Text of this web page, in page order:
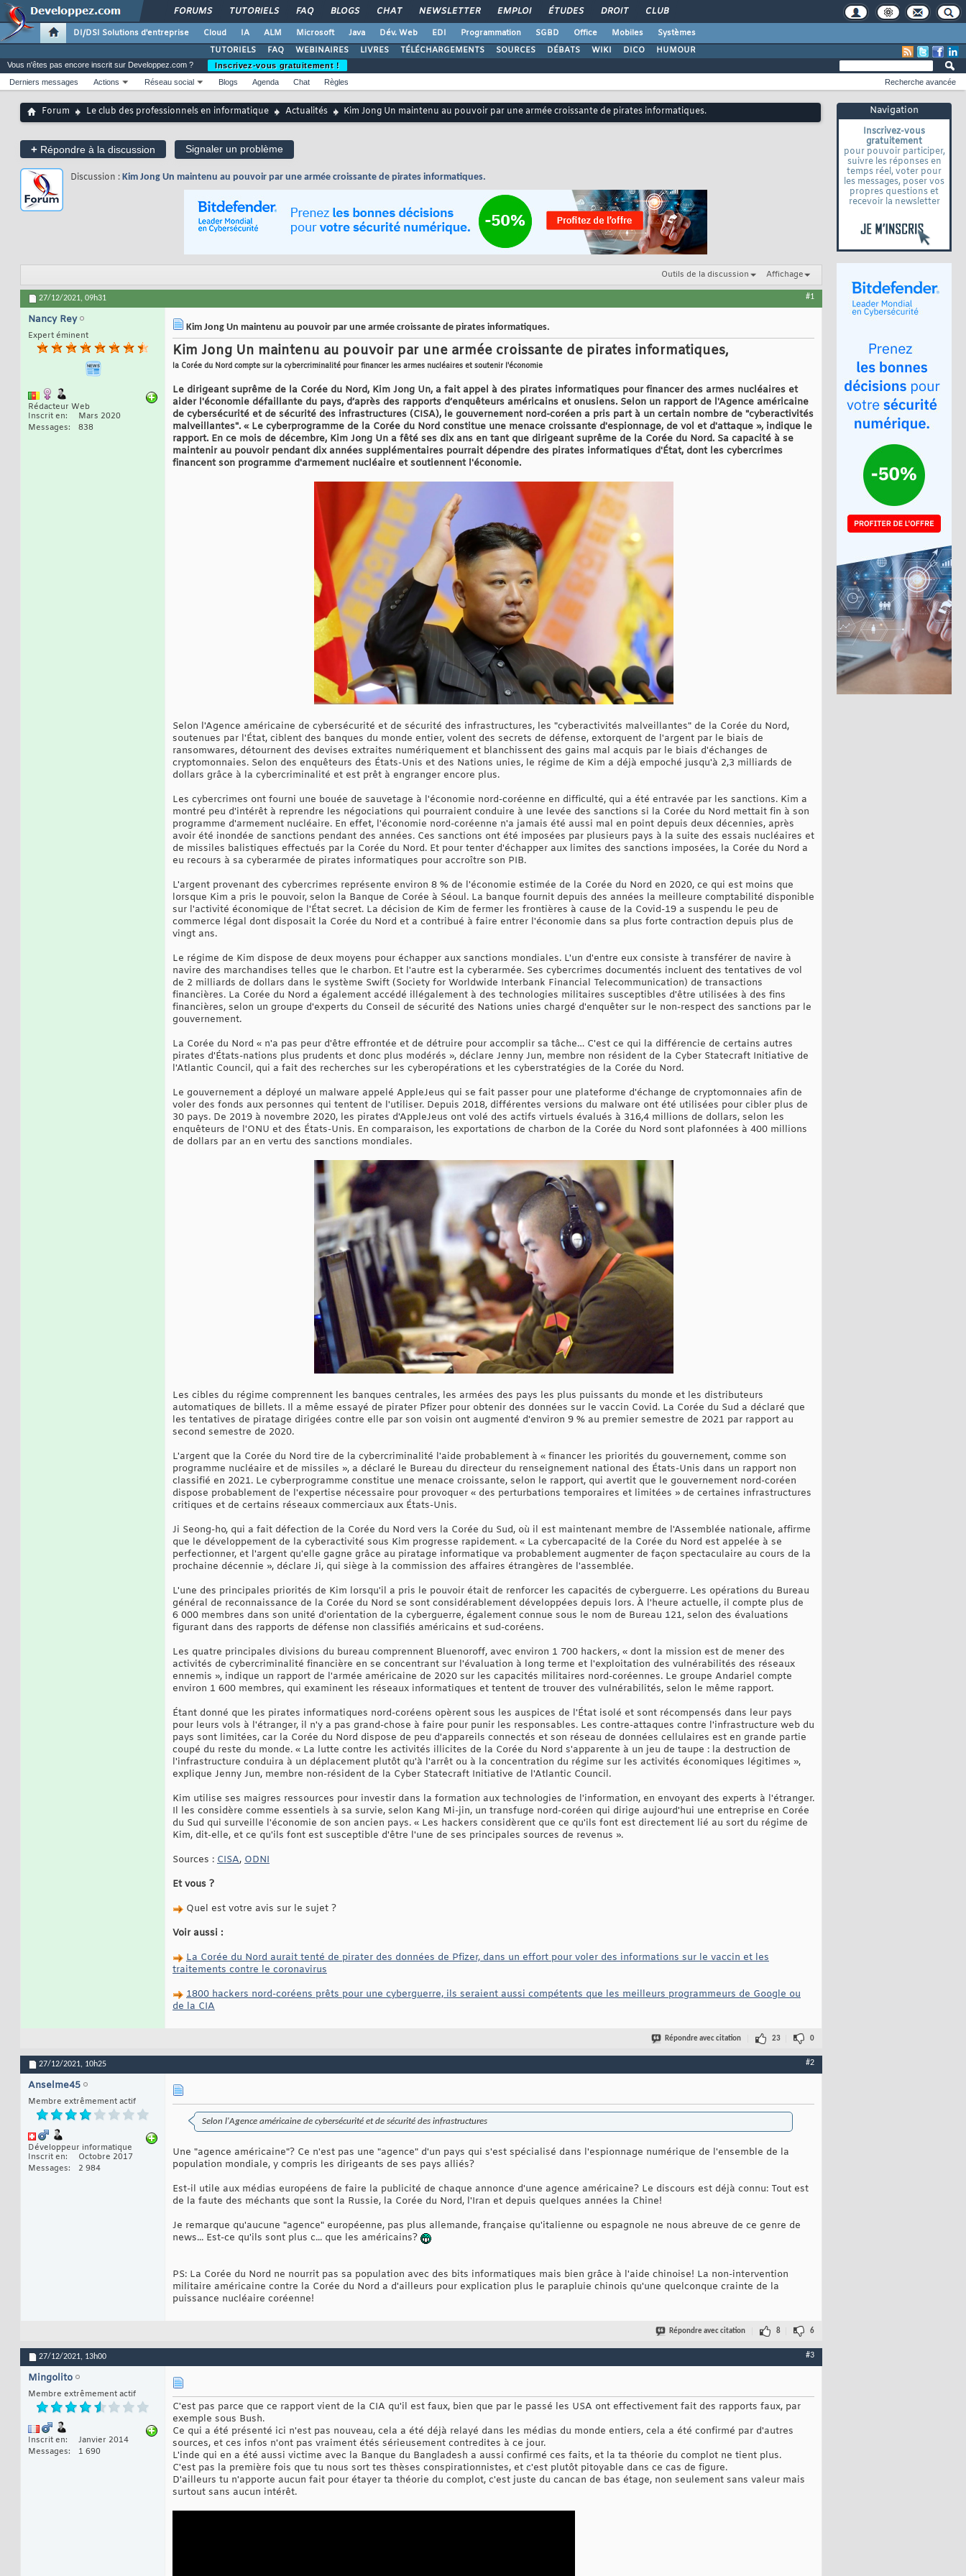
FORUMS TUTORIELS FAQ BLOGS CHAT NEWSLETTER EMPLOI ÉTUDES DROIT CLUB
DI/DSI Solutions d'entreprise Cloud IA ALM Microsoft Java Dév. Web EDI Programmation SGBD Office Mobiles
Systèmes
TUTORIELS
FAQ WEBINAIRES LIVRES TÉLÉCHARGEMENTS SOURCES DÉBATS WIKI DICO HUMOUR
Navigation
Inscrivez-vous
gratuitement
pour pouvoir participer,
suivre les réponses en
temps réel, voter pour
les messages, poser vos
propres questions et
recevoir la newsletter
Vous n'êtes pas encore inscrit sur Developpez.com ?
Inscrivez-vous gratuitement !
Derniers messages
Actions Réseau social Blogs Agenda Chat Règles Recherche avancée
Forum Le club des professionnels en informatique Actualités Kim Jong Un maintenu au pouvoir par une armée croissante de pirates informatiques.
+ Répondre à la discussion Signaler un problème
Discussion : Kim Jong Un maintenu au pouvoir par une armée croissante de pirates informatiques.
Outils de la discussion Affichage
27/12/2021, 09h31 #1
Nancy Rey
Expert éminent
Rédacteur Web
Inscrit en
Mars 2020
Messages
838
Kim Jong Un maintenu au pouvoir par une armée croissante de pirates informatiques.
Kim Jong Un maintenu au pouvoir par une armée croissante de pirates informatiques,
la Corée du Nord compte sur la cybercriminalité pour financer les armes nucléaires et soutenir l'économie
Le dirigeant suprême de la Corée du Nord, Kim Jong Un, a fait appel à des pirates informatiques pour financer des armes nucléaires et
aider l'économie défaillante du pays, d’après des rapports d’enquêteurs américains et onusiens. Selon un rapport de l'Agence américaine
de cybersécurité et de sécurité des infrastructures (CISA), le gouvernement nord-coréen a pris part à un certain nombre de "cyberactivités
malveillantes". « Le cyberprogramme de la Corée du Nord constitue une menace croissante d'espionnage, de vol et d'attaque », indique le
rapport. En ce mois de décembre, Kim Jong Un a fêté ses dix ans en tant que dirigeant suprême de la Corée du Nord. Sa capacité à se
maintenir au pouvoir pendant dix années supplémentaires pourrait dépendre des pirates informatiques d'État, dont les cybercrimes
financent son programme d'armement nucléaire et soutiennent l'économie.
Selon l'Agence américaine de cybersécurité et de sécurité des infrastructures, les "cyberactivités malveillantes" de la Corée du Nord,
soutenues par l'État, ciblent des banques du monde entier, volent des secrets de défense, extorquent de l'argent par le biais de
ransomwares, détournent des devises extraites numériquement et blanchissent des gains mal acquis par le biais d'échanges de
cryptomonnaies. Selon des enquêteurs des États-Unis et des Nations unies, le régime de Kim a déjà empoché jusqu'à 2,3 milliards de
dollars grâce à la cybercriminalité et est prêt à engranger encore plus.
Les cybercrimes ont fourni une bouée de sauvetage à l'économie nord-coréenne en difficulté, qui a été entravée par les sanctions. Kim a
montré peu d'intérêt à reprendre les négociations qui pourraient conduire à une levée des sanctions si la Corée du Nord mettait fin à son
programme d'armement nucléaire. En effet, l'économie nord-coréenne n'a jamais été aussi mal en point depuis deux décennies, après
avoir été inondée de sanctions pendant des années. Ces sanctions ont été imposées par plusieurs pays à la suite des essais nucléaires et
de missiles balistiques effectués par la Corée du Nord. Et pour tenter d'échapper aux limites des sanctions imposées, la Corée du Nord a
eu recours à sa cyberarmée de pirates informatiques pour accroître son PIB.
L'argent provenant des cybercrimes représente environ 8 % de l'économie estimée de la Corée du Nord en 2020, ce qui est moins que
lorsque Kim a pris le pouvoir, selon la Banque de Corée à Séoul. La banque fournit depuis des années la meilleure comptabilité disponible
sur l'activité économique de l'État secret. La décision de Kim de fermer les frontières à cause de la Covid-19 a suspendu le peu de
commerce légal dont disposait la Corée du Nord et a contribué à faire entrer l'économie dans sa plus forte contraction depuis plus de
vingt ans.
Le régime de Kim dispose de deux moyens pour échapper aux sanctions mondiales. L'un d'entre eux consiste à transférer de navire à
navire des marchandises telles que le charbon. Et l'autre est la cyberarmée. Ses cybercrimes documentés incluent des tentatives de vol
de 2 milliards de dollars dans le système Swift (Society for Worldwide Interbank Financial Telecommunication) de transactions
financières. La Corée du Nord a également accédé illégalement à des technologies militaires susceptibles d'être utilisées à des fins
financières, selon un groupe d'experts du Conseil de sécurité des Nations unies chargé d'enquêter sur le non-respect des sanctions par le
gouvernement.
La Corée du Nord « n'a pas peur d'être effrontée et de détruire pour accomplir sa tâche… C'est ce qui la différencie de certains autres
pirates d'États-nations plus prudents et donc plus modérés », déclare Jenny Jun, membre non résident de la Cyber Statecraft Initiative de
l'Atlantic Council, qui a fait des recherches sur les cyberopérations et les cyberstratégies de la Corée du Nord.
Le gouvernement a déployé un malware appelé AppleJeus qui se fait passer pour une plateforme d'échange de cryptomonnaies afin de
voler des fonds aux personnes qui tentent de l'utiliser. Depuis 2018, différentes versions du malware ont été utilisées pour cibler plus de
30 pays. De 2019 à novembre 2020, les pirates d'AppleJeus ont volé des actifs virtuels évalués à 316,4 millions de dollars, selon les
enquêteurs de l'ONU et des États-Unis. En comparaison, les exportations de charbon de la Corée du Nord sont plafonnées à 400 millions
de dollars par an en vertu des sanctions mondiales.
Les cibles du régime comprennent les banques centrales, les armées des pays les plus puissants du monde et les distributeurs
automatiques de billets. Il a même essayé de pirater Pfizer pour obtenir des données sur le vaccin Covid. La Corée du Sud a déclaré que
les tentatives de piratage dirigées contre elle par son voisin ont augmenté d'environ 9 % au premier semestre de 2021 par rapport au
second semestre de 2020.
L'argent que la Corée du Nord tire de la cybercriminalité l'aide probablement à « financer les priorités du gouvernement, comme son
programme nucléaire et de missiles », a déclaré le Bureau du directeur du renseignement national des États-Unis dans un rapport non
classifié en 2021. Le cyberprogramme constitue une menace croissante, selon le rapport, qui avertit que le gouvernement nord-coréen
dispose probablement de l'expertise nécessaire pour provoquer « des perturbations temporaires et limitées » de certaines infrastructures
critiques et de certains réseaux commerciaux aux États-Unis.
Ji Seong-ho, qui a fait défection de la Corée du Nord vers la Corée du Sud, où il est maintenant membre de l'Assemblée nationale, affirme
que le développement de la cyberactivité sous Kim progresse rapidement. « La cybercapacité de la Corée du Nord est appelée à se
perfectionner, et l'argent qu'elle gagne grâce au piratage informatique va probablement augmenter de façon spectaculaire au cours de la
prochaine décennie », déclare Ji, qui siège à la commission des affaires étrangères de l'assemblée.
L'une des principales priorités de Kim lorsqu'il a pris le pouvoir était de renforcer les capacités de cyberguerre. Les opérations du Bureau
général de reconnaissance de la Corée du Nord se sont considérablement développées depuis lors. À l'heure actuelle, il compte plus de
6 000 membres dans son unité d'orientation de la cyberguerre, également connue sous le nom de Bureau 121, selon des évaluations
figurant dans des rapports de défense non classifiés américains et sud-coréens.
Les quatre principales divisions du bureau comprennent Bluenoroff, avec environ 1 700 hackers, « dont la mission est de mener des
activités de cybercriminalité financière en se concentrant sur l'évaluation à long terme et l'exploitation des vulnérabilités des réseaux
ennemis », indique un rapport de l'armée américaine de 2020 sur les capacités militaires nord-coréennes. Le groupe Andariel compte
environ 1 600 membres, qui examinent les réseaux informatiques et tentent de trouver des vulnérabilités, selon le même rapport.
Étant donné que les pirates informatiques nord-coréens opèrent sous les auspices de l'État isolé et sont récompensés dans leur pays
pour leurs vols à l'étranger, il n'y a pas grand-chose à faire pour punir les responsables. Les contre-attaques contre l'infrastructure web du
pays sont limitées, car la Corée du Nord dispose de peu d'appareils connectés et son réseau de données cellulaires est en grande partie
coupé du reste du monde. « La lutte contre les activités illicites de la Corée du Nord s'apparente à un jeu de taupe : la destruction de
l'infrastructure conduira à un déplacement plutôt qu'à l'arrêt ou à la concentration du régime sur les activités économiques légitimes »,
explique Jenny Jun, membre non-résident de la Cyber Statecraft Initiative de l'Atlantic Council.
Kim utilise ses maigres ressources pour investir dans la formation aux technologies de l'information, en envoyant des experts à l'étranger.
Il les considère comme essentiels à sa survie, selon Kang Mi-jin, un transfuge nord-coréen qui dirige aujourd'hui une entreprise en Corée
du Sud qui surveille l'économie de son ancien pays. « Les hackers considèrent que ce qu'ils font est directement lié au sort du régime de
Kim, dit-elle, et ce qu'ils font est susceptible d'être l'une de ses principales sources de revenus ».
Sources : CISA, ODNI
Et vous ?
Quel est votre avis sur le sujet ?
Voir aussi :
La Corée du Nord aurait tenté de pirater des données de Pfizer, dans un effort pour voler des informations sur le vaccin et les
traitements contre le coronavirus
1800 hackers nord-coréens prêts pour une cyberguerre, ils seraient aussi compétents que les meilleurs programmeurs de Google ou
de la CIA
Répondre avec citation 23 0
27/12/2021, 10h25 #2
Anselme45
Membre extrêmement actif
Développeur informatique
Inscrit en
Octobre 2017
Messages
2 984
Selon l'Agence américaine de cybersécurité et de sécurité des infrastructures
Une "agence américaine"? Ce n'est pas une "agence" d'un pays qui s'est spécialisé dans l'espionnage numérique de l'ensemble de la
population mondiale, y compris les dirigeants de ses pays alliés?
Est-il utile aux médias européens de faire la publicité de chaque annonce d'une agence américaine? Le discours est déjà connu: Tout est
de la faute des méchants que sont la Russie, la Corée du Nord, l'Iran et depuis quelques années la Chine!
Je remarque qu'aucune "agence" européenne, pas plus allemande, française qu'italienne ou espagnole ne nous abreuve de ce genre de
news... Est-ce qu'ils sont plus c... que les américains?
PS: La Corée du Nord ne nourrit pas sa population avec des bits informatiques mais bien grâce à l'aide chinoise! La non-intervention
militaire américaine contre la Corée du Nord a d'ailleurs pour explication plus le parapluie chinois qu'une quelconque crainte de la
puissance nucléaire coréenne!
Répondre avec citation 8 6
27/12/2021, 13h00 #3
Mingolito
Membre extrêmement actif
Inscrit en
Janvier 2014
Messages
1 690
C'est pas parce que ce rapport vient de la CIA qu'il est faux, bien que par le passé les USA ont effectivement fait des rapports faux, par
exemple sous Bush.
Ce qui a été présenté ici n'est pas nouveau, cela a été déjà relayé dans les médias du monde entiers, cela a été confirmé par d'autres
sources, et ces infos n'ont pas vraiment étés sérieusement contredites à ce jour.
L'inde qui en a été aussi victime avec la Banque du Bangladesh a aussi confirmé ces faits, et la ta théorie du complot ne tient plus.
C'est pas la première fois que tu nous sort tes thèses conspirationnistes, et c'est plutôt pitoyable dans ce cas de figure.
D'ailleurs tu n'apporte aucun fait pour étayer ta théorie du complot, c'est juste du cancan de bas étage, non seulement sans valeur mais
surtout sans aucun intérêt.